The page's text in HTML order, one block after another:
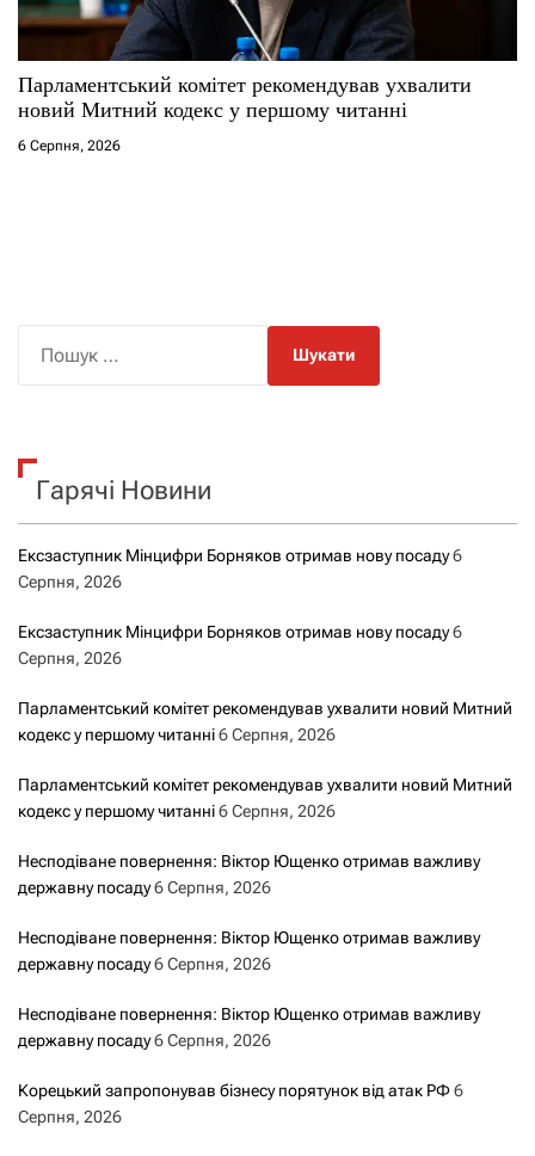
Парламентський комітет рекомендував ухвалити
новий Митний кодекс у першому читанні
6 Серпня, 2026
к
Гарячі Новини
Ексзаступник Мінцифри Борняков отримав нову посаду6
Серпня, 2026
Ексзаступник Мінцифри Борняков отримав нову посаду6
Серпня, 2026
Парламентський комітет рекомендував ухвалити новий Митний
кодекс у першому читанні6 Серпня, 2026
Парламентський комітет рекомендував ухвалити новий Митний
кодекс у першому читанні6 Серпня, 2026
Несподіване повернення: Віктор Ющенко отримав важливу
державну посаду6 Серпня, 2026
Несподіване повернення: Віктор Ющенко отримав важливу
державну посаду6 Серпня, 2026
Несподіване повернення: Віктор Ющенко отримав важливу
державну посаду6 Серпня, 2026
Корецький запропонував бізнесу порятунок від атак РФ6
Серпня, 2026